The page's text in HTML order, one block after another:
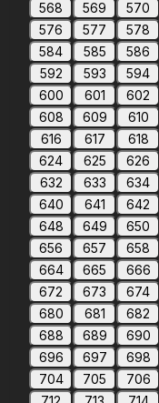
568
569 570
576
577 578
584
585 586
592
593 594
600
601 602
608
609 610
616
617 618
624
625 626
632
633 634
640
641 642
648
649 650
656
657 658
664
665 666
672
673 674
680
681 682
688
689 690
696
697 698
704
705 706